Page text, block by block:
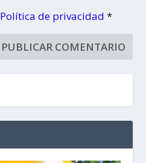
Política de privacidad*